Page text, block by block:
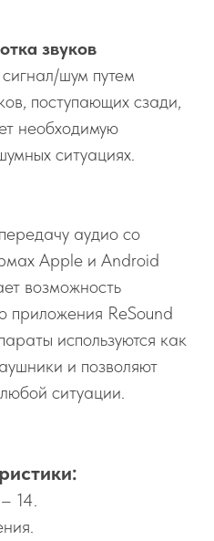
звуков
шум путем
поступающих сзади,
необходимую
ситуациях.
аудио со
Apple и Android
возможность
приложения ReSound
используются как
и позволяют
ситуации.
14.